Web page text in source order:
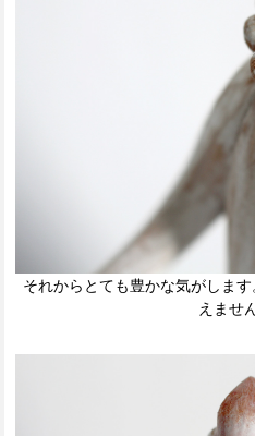
それからとても豊かな気がしま
えませ